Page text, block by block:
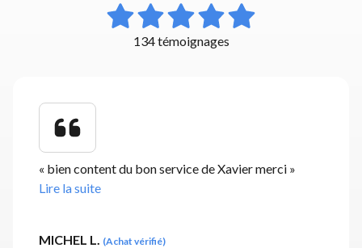
134 témoignages
« bien content du bon service de Xavier merci »
Lire la suite
MICHEL L. (Achat vérifié)